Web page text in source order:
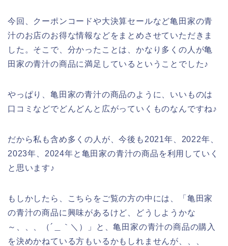
今回、クーポンコードや大決算セールなど亀田家の青
汁のお店のお得な情報などをまとめさせていただきま
した。そこで、分かったことは、かなり多くの人が亀
田家の青汁の商品に満足しているということでした♪
やっぱり、亀田家の青汁の商品のように、いいものは
口コミなどでどんどんと広がっていくものなんですね♪
だから私も含め多くの人が、今後も2021年、2022年、
2023年、2024年と亀田家の青汁の商品を利用していく
と思います♪
もしかしたら、こちらをご覧の方の中には、「亀田家
の青汁の商品に興味があるけど、どうしようかな
～、、、（´＿｀＼）」と、亀田家の青汁の商品の購入
を決めかねている方もいるかもしれませんが、、、